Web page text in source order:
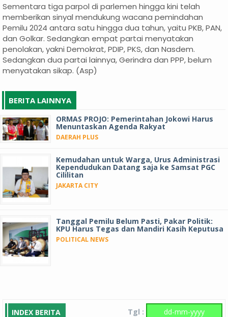
Sementara tiga parpol di parlemen hingga kini telah
memberikan sinyal mendukung wacana pemindahan
Pemilu 2024 antara satu hingga dua tahun, yaitu PKB, PAN,
dan Golkar. Sedangkan empat partai menyatakan
penolakan, yakni Demokrat, PDIP, PKS, dan Nasdem.
Sedangkan dua partai lainnya, Gerindra dan PPP, belum
menyatakan sikap. (Asp)
BERITA LAINNYA
ORMAS PROJO: Pemerintahan Jokowi Harus
Menuntaskan Agenda Rakyat
DAERAH PLUS
Kemudahan untuk Warga, Urus Administrasi
Kependudukan Datang saja ke Samsat PGC
Cililitan
JAKARTA CITY
Tanggal Pemilu Belum Pasti, Pakar Politik:
KPU Harus Tegas dan Mandiri Kasih Keputusa
POLITICAL NEWS
INDEX BERITA Tgl :